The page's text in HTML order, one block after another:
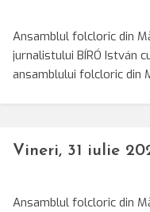
Ansamblul folcloric din
jurnalistului BÍRÓ István
ansamblului folcloric din
Vineri, 31 iulie
Ansamblul folcloric din